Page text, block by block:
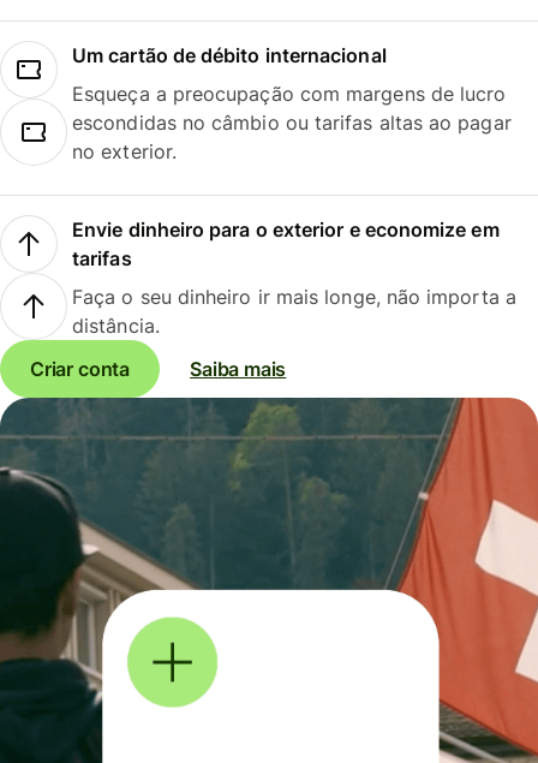
Um cartão de débito internacional
Esqueça a preocupação com margens de lucro
escondidas no câmbio ou tarifas altas ao pagar
no exterior.
Envie dinheiro para o exterior e economize em
tarifas
Faça o seu dinheiro ir mais longe, não importa a
distância.
Criar conta
Saiba mais